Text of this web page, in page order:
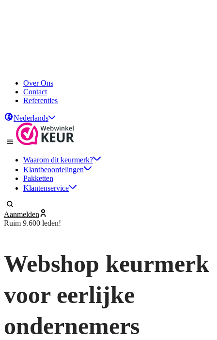
Over Ons
Contact
Referenties
Nederlands
Waarom dit keurmerk?
Klantbeoordelingen
Pakketten
Klantenservice
Aanmelden
Ruim 9.600 leden!
Webshop keurmerk
voor eerlijke
ondernemers